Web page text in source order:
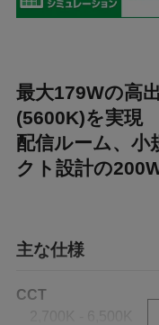
最大179Wの高
(5600K)を実現
配信ルーム、小
クト設計の
主な仕様
CCT